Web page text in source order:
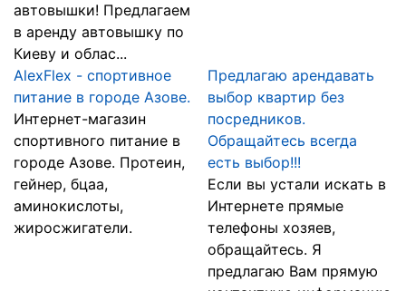
автовышки! Предлагаем
в аренду автовышку по
Киеву и облас...
AlexFlex - спортивное
питание в городе Азове.
Интернет-магазин
спортивного питание в
городе Азове. Протеин,
гейнер, бцаа,
аминокислоты,
жиросжигатели.
Предлагаю арендавать
выбор квартир без
посредников.
Обращайтесь всегда
есть выбор!!!
Если вы устали искать в
Интернете прямые
телефоны хозяев,
обращайтесь. Я
предлагаю Вам прямую